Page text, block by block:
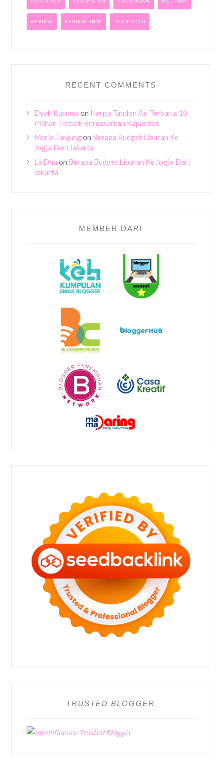
REVIEW REVIEW FILM TEKNOLOGI
RECENT COMMENTS
Dyah Kusuma on Harga Tandon Air Terbaru: 10
Pilihan Terbaik Berdasarkan Kapasitas
Maria Tanjungon Berapa Budget Liburan Ke
Jogja Dari Jakarta
LisDha on Berapa Budget Liburan Ke Jogja Dari
Jakarta
MEMBER DARI
TRUSTED BLOGGER